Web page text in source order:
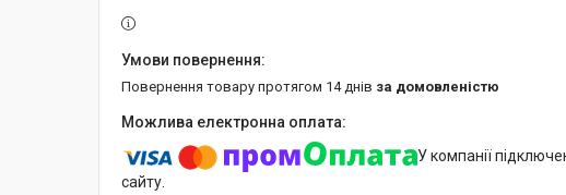
повернення товару протягом 14 днів за домовленістю
У компанії
сайту.